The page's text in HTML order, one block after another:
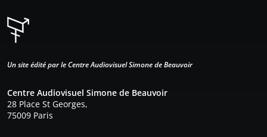
Un site édité par le Centre Audiovisuel Simone de Beauvoir
Centre Audiovisuel Simone de Beauvoir
28 Place St Georges,
75009 Paris